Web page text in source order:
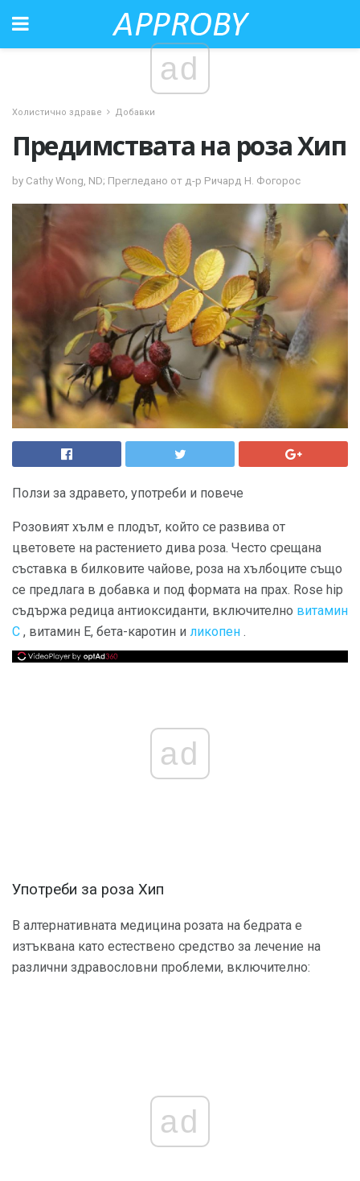
ad
Холистично здраве Добавки
Предимствата на роза Хип
by Cathy Wong, ND; Прегледано от д-р Ричард Н. Фогорос
Ползи за здравето, употреби и повече
Розовият хълм е плодът, който се развива от
цветовете на растението дива роза. Често срещана
съставка в билковите чайове, роза на хълбоците също
се предлага в добавка и под формата на прах. Rose hip
съдържа редица антиоксиданти, включително витамин
С , витамин Е, бета-каротин и ликопен .
ad
Употреби за роза Хип
В алтернативната медицина розата на бедрата е
изтъквана като естествено средство за лечение на
различни здравословни проблеми, включително:
ad